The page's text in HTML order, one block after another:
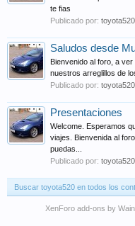
te fias
Publicado por: toyota520
Saludos desde
Bienvenido al foro, a
nuestros arreglillos de
Publicado por: toyota520
Presentaciones
Welcome. Esperamos
viajes. Bienvenida al
puedas...
Publicado por: toyota520
Buscar toyota520 en todos los
XenForo add-ons by